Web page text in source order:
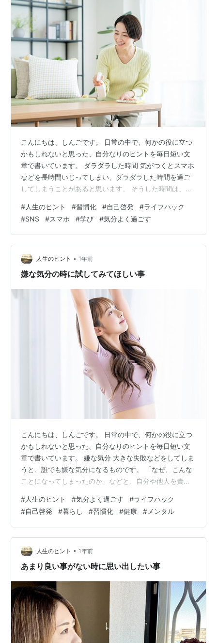
こんにちは、しんごです。 日常の中で、何かの役に立つ
かもしれないと思った、自分なりのヒントを毎日短い文
章で書いています。 ダラダラした時間 気がつくとスマホ
などを長時間いじってしまい、ダラダラした時間を過ご
してしまうことがあると思います。 そうした時間は、何
悔してしまうものです。 そうは言っても、一旦ダラダラ
し始めると、なかなか抜け出せないもので、あっという
間に時間は溶けていきます。 どうしたら、なるべく早く
そうした状態から抜け出せるでしょうか。 小さな達成 ダ
ラダラ過ごす状態から抜け出すためには、 「小さな達成
を積み上げる」 というのをやって…
#人生のヒント #習慣化 #自己啓発 #ライフハック
#SNS #スマホ #学び #気分よく過ごす
人生のヒント • 1年前
嫌な気分の時に試してみてほしい事
こんにちは、しんごです。 日常の中で、何かの役に立つ
かもしれないと思った、自分なりのヒントを毎日短い文
章で書いています。 嫌な気分 大きな失敗などをしてしま
うと、誰でも嫌な気分になるものです。 「なぜ、こんな
ことになってしまったのか」などと、自分や他人を責め
ります。 その事が何度も頭に浮かんできてはネガティブ
な気分になり、日がな一日どんよりしてしまいます。 こ
うした嫌な気分になってしまった時に、なるべく早く復
活する方法はないでしょうか。 気にしない 嫌な気分にな
った時に、試してほしいのは、 「とにかく気にしないよ
うにする」 ということです。 具…
#人生のヒント #気分よく過ごす #ライフハック
#自己啓発 #暮らし #習慣化 #健康 # メンタル
人生のヒント • 1年前
あまり良い事がない時に思い出したい事